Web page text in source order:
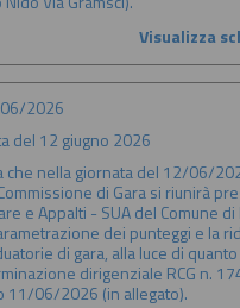
Visualizza
2026
del 12 giugno 2026
che nella giornata del 12/06/
di Gara si riunirà
e Appalti - SUA del Comune
dei punteggi e la
di gara, alla luce di
dirigenziale RCG n.
11/06/2026 (in allegato).